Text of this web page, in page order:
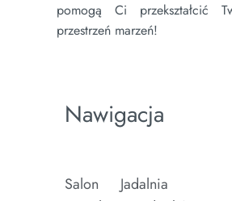
pomogą Ci przekształcić
przestrzeń marzeń!
Nawigacja
Salon
Jadalnia